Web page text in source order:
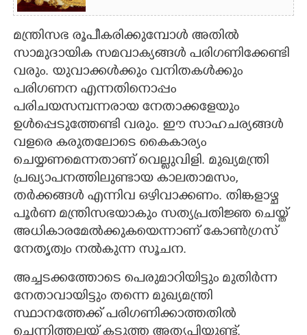
മന്ത്രിസഭ രൂപീകരിക്കുമ്പോള്‍ അതില്‍
സാമുദായിക സമവാക്യങ്ങള്‍ പരിഗണിക്കേണ്ടി
വരും. യുവാക്കള്‍ക്കും വനിതകള്‍ക്കും
പരിഗണന എന്നതിനൊപ്പം
പരിചയസമ്പന്നരായ നേതാക്കളേയും
ഉള്‍പ്പെടുത്തേണ്ടി വരും. ഈ സാഹചര്യങ്ങള്‍
വളരെ കരുതലോടെ കൈകാര്യം
ചെയ്യണമെന്നതാണ് വെല്ലുവിളി. മുഖ്യമന്ത്രി
പ്രഖ്യാപനത്തിലുണ്ടായ കാലതാമസം,
തര്‍ക്കങ്ങള്‍ എന്നിവ ഒഴിവാക്കണം. തിങ്കളാഴ്ച
പൂര്‍ണ മന്ത്രിസഭയാകും സത്യപ്രതിജ്ഞ ചെയ്ത്
അധികാരമേല്‍ക്കുകയെന്നാണ് കോണ്‍ഗ്രസ്
നേതൃത്വം നല്‍കുന്ന സൂചന.
അച്ചടക്കത്തോടെ പെരുമാറിയിട്ടും മുതിര്‍ന്ന
നേതാവായിട്ടും തന്നെ മുഖ്യമന്ത്രി
സ്ഥാനത്തേക്ക് പരിഗണിക്കാത്തതില്‍